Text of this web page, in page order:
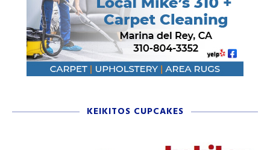
KEIKITOS CUPCAKES